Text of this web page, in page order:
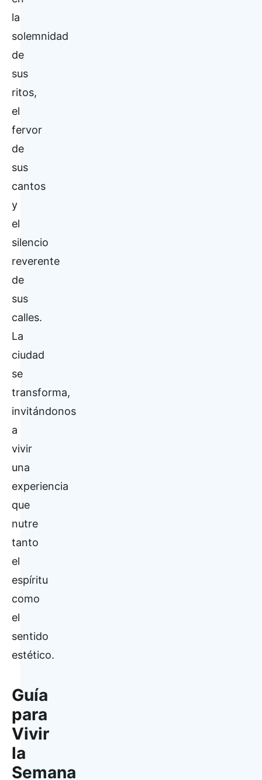
la
solemnidad
de
sus
ritos,
el
fervor
de
sus
cantos
y
el
silencio
reverente
de
sus
calles.
La
ciudad
se
transforma,
invitándonos
a
vivir
una
experiencia
que
nutre
tanto
el
espíritu
como
el
sentido
estético.
Guía
para
Vivir
la
Semana